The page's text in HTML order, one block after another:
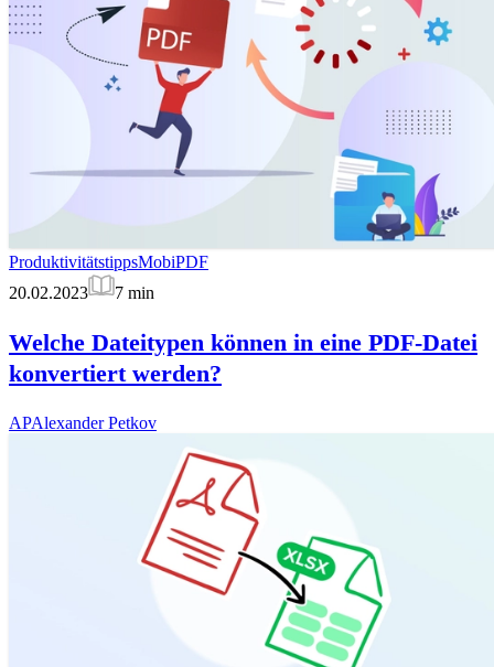
ProduktivitätstippsMobiPDF
20.02.2023
7 min
Welche Dateitypen können in eine PDF-Datei
konvertiert werden?
APAlexander Petkov